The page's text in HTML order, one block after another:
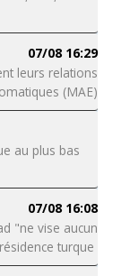
07/08 16:29
leurs relations
(MAE)
au plus bas
07/08 16:08
"ne vise aucun
turque